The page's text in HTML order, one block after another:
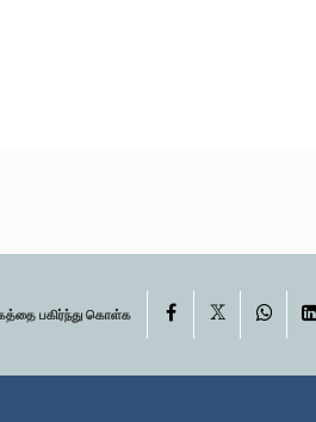
பகிர்ந்து கொள்க Facebook